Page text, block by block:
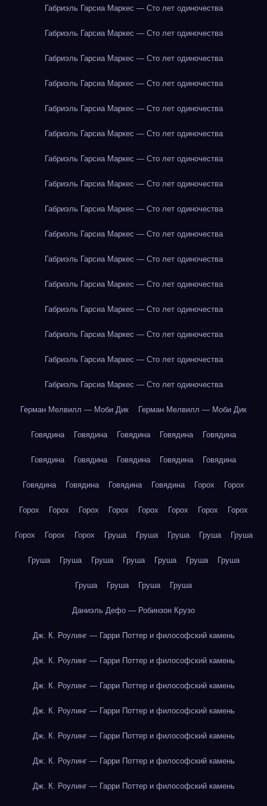
Габриэль Гарсиа Маркес — Сто лет одиночества
Габриэль Гарсиа Маркес — Сто лет одиночества
Габриэль Гарсиа Маркес — Сто лет одиночества
Габриэль Гарсиа Маркес — Сто лет одиночества
Габриэль Гарсиа Маркес — Сто лет одиночества
Габриэль Гарсиа Маркес — Сто лет одиночества
Габриэль Гарсиа Маркес — Сто лет одиночества
Габриэль Гарсиа Маркес — Сто лет одиночества
Габриэль Гарсиа Маркес — Сто лет одиночества
Габриэль Гарсиа Маркес — Сто лет одиночества
Габриэль Гарсиа Маркес — Сто лет одиночества
Габриэль Гарсиа Маркес — Сто лет одиночества
Габриэль Гарсиа Маркес — Сто лет одиночества
Габриэль Гарсиа Маркес — Сто лет одиночества
Габриэль Гарсиа Маркес — Сто лет одиночества
Габриэль Гарсиа Маркес — Сто лет одиночества
Герман Мелвилл — Моби Дик Герман Мелвилл — Моби Дик
Говядина Говядина Говядина Говядина Говядина
Говядина Говядина Говядина Говядина Говядина
Говядина Говядина Говядина Говядина Горох Горох
Горох Горох Горох Горох Горох Горох Горох Горох
Горох Горох Горох Груша Груша Груша Груша Груша
Груша Груша Груша Груша Груша Груша Груша
Груша Груша Груша Груша
Даниэль Дефо — Робинзон Крузо
Дж. К. Роулинг — Гарри Поттер и философский камень
Дж. К. Роулинг — Гарри Поттер и философский камень
Дж. К. Роулинг — Гарри Поттер и философский камень
Дж. К. Роулинг — Гарри Поттер и философский камень
Дж. К. Роулинг — Гарри Поттер и философский камень
Дж. К. Роулинг — Гарри Поттер и философский камень
Дж. К. Роулинг — Гарри Поттер и философский камень